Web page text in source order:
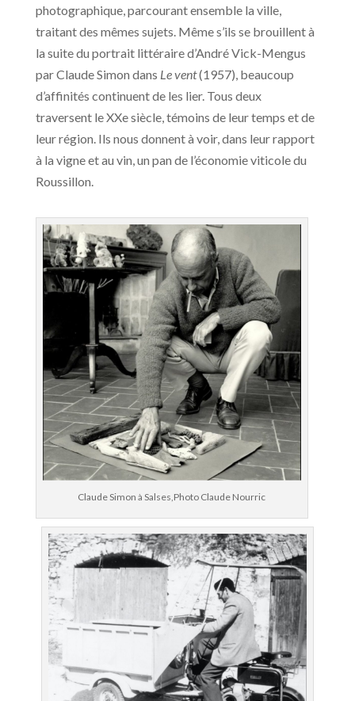
photographique, parcourant ensemble la ville,
traitant des mêmes sujets. Même s’ils se brouillent à
la suite du portrait littéraire d’André Vick-Mengus
par Claude Simon dans Le vent(1957), beaucoup
d’affinités continuent de les lier. Tous deux
traversent le XXe siècle, témoins de leur temps et de
leur région. Ils nous donnent à voir, dans leur rapport
à la vigne et au vin, un pan de l’économie viticole du
Roussillon.
Claude Simon à Salses,Photo Claude Nourric